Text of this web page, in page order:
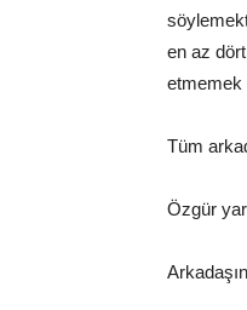
en az
etmemek
Tüm
Özgür